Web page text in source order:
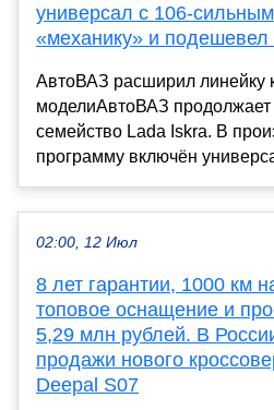
универсал с 106-
«механику» и подешевел
АвтоВАЗ расширил линейку
моделиАвтоВАЗ
семейство Lada Iskra. В
программу включён
02:00, 12 Июл
8 лет гарантии, 1000 км
топовое оснащение и
5,29 млн рублей. В
продажи нового
Deepal S07